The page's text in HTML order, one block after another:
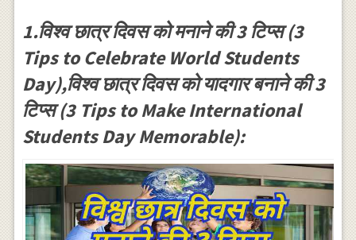
1.विश्व छात्र दिवस को मनाने की 3 टिप्स (3
Tips to Celebrate World Students
Day),विश्व छात्र दिवस को यादगार बनाने की 3
टिप्स (3 Tips to Make International
Students Day Memorable):